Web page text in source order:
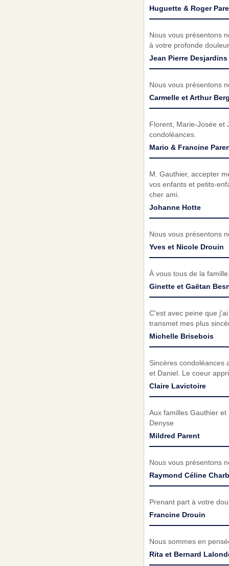
Huguette & Roger
Nous vous présentons
à votre profonde
Jean Pierre Desjardins
Nous vous présentons
Carmelle et Arthur
Florent, Marie-Josée et
condoléances.
Mario & Francine
M. Gauthier, accepter
vos enfants et petits-
cher ami.
Johanne Hotte
Nous vous présentons
Yves et Nicole Drouin
À vous tous de la
Ginette et Gaëtan
C'est avec peine que
transmet mes plus
Michelle Brisebois
Sincères condoléances
et Daniel. Le coeur
Claire Lavictoire
Aux familles Gauthier
Denyse
Mildred Parent
Nous vous présentons
Raymond Céline
Prenant part à votre
Francine Drouin
Nous sommes en
Rita et Bernard